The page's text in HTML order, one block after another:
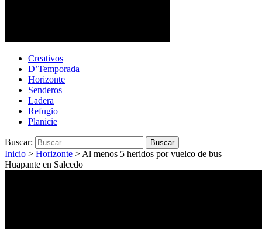
Cotopaxi Noticias
Primer periódico multimedia del centro del país
Creativos
D’Temporada
Horizonte
Senderos
Ladera
Refugio
Planicie
Buscar:
Inicio > Horizonte > Al menos 5 heridos por vuelco de bus
Huapante en Salcedo